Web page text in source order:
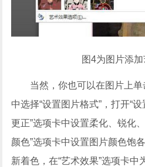
图4为图片添
当然，你也可以在图片上单
中选择“设置图片格式”，打开“
更正”选项卡中设置柔化、锐化
颜色”选项卡中设置图片颜色饱
新着色，在“艺术效果”选项卡中